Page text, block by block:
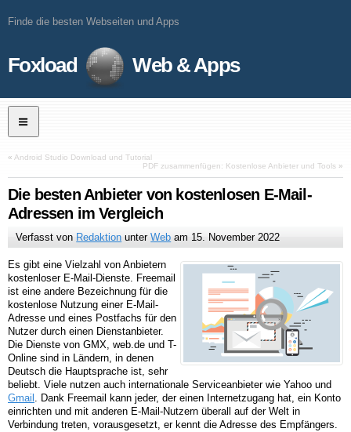
Finde die besten Webseiten und Apps
Foxload Web & Apps
« Android Studio Download und Tutorial
PDF zusammenfügen: Kostenlose Anbieter und Tools »
Die besten Anbieter von kostenlosen E-Mail-
Adressen im Vergleich
Verfasst von Redaktion unterWeb am 15. November 2022
Es gibt eine Vielzahl von Anbietern
kostenloser E-Mail-Dienste. Freemail
ist eine andere Bezeichnung für die
kostenlose Nutzung einer E-Mail-
Adresse und eines Postfachs für den
Nutzer durch einen Dienstanbieter.
Die Dienste von GMX, web.de und T-
Online sind in Ländern, in denen
Deutsch die Hauptsprache ist, sehr
beliebt. Viele nutzen auch internationale Serviceanbieter wie Yahoo und
Gmail . Dank Freemail kann jeder, der einen Internetzugang hat, ein Konto
einrichten und mit anderen E-Mail-Nutzern überall auf der Welt in
Verbindung treten, vorausgesetzt, er kennt die Adresse des Empfängers.